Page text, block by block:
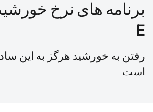
E
رفتن به خورشید هرگز به این
است